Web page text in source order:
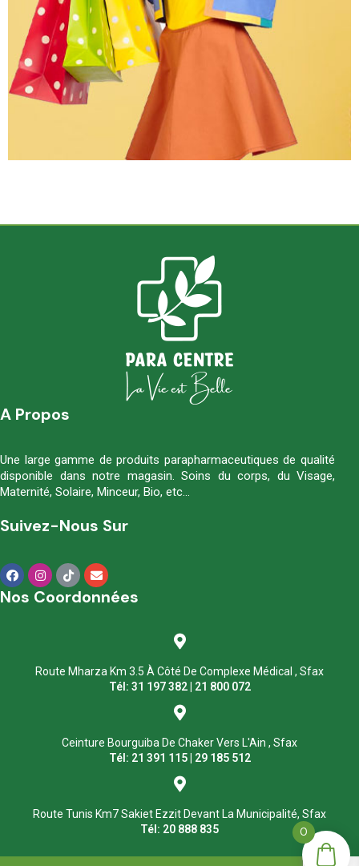
A Propos
Une large gamme de produits parapharmaceutiques de qualité
disponible dans notre magasin. Soins du corps, du Visage,
Maternité, Solaire, Minceur, Bio, etc…
Suivez-Nous Sur
Nos Coordonnées
Route Mharza Km 3.5 À Côté De Complexe Médical , Sfax
Tél: 31 197 382 | 21 800 072
Ceinture Bourguiba De Chaker Vers L'Ain , Sfax
Tél: 21 391 115 | 29 185 512
Route Tunis Km7 Sakiet Ezzit Devant La Municipalité, Sfax
Tél: 20 888 835
0